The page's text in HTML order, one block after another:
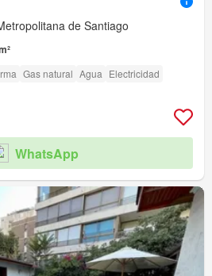
de Santiago
Gas natural Agua Electricidad
WhatsApp